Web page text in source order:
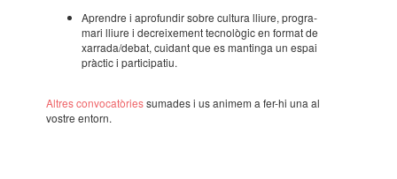
Apren­dre i apro­fun­dir sobre cultura lliure, progra­
mari lliure i decrei­xe­ment tecno­lò­gic en format de
xarrada/debat, cuidant que es mantinga un espai
pràc­tic i parti­ci­pa­tiu.
Altres convo­ca­tò­riessuma­des i us animem a fer-hi una al
vostre entorn.